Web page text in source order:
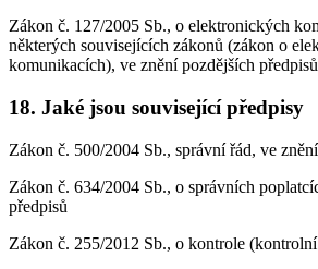
Zákon č. 127/2005 Sb., o elektronických
některých souvisejících zákonů (zákon o
komunikacích), ve znění pozdějších předpisů
18. Jaké jsou související předpisy
Zákon č. 500/2004 Sb., správní řád, ve
Zákon č. 634/2004 Sb., o správních
předpisů
Zákon č. 255/2012 Sb., o kontrole